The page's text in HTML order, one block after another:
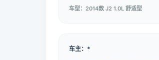
车型：2014款 J2 1.0L 舒适型
车主：*